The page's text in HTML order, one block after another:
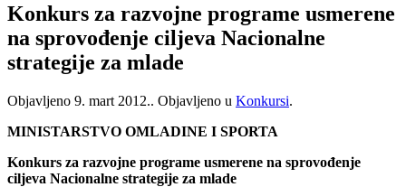
Konkurs za razvojne programe usmerene
na sprovođenje ciljeva Nacionalne
strategije za mlade
Objavljeno 9. mart 2012.. Objavljeno u Konkursi.
MINISTARSTVO OMLADINE I SPORTA
Konkurs za razvojne programe usmerene na sprovođenje
ciljeva Nacionalne strategije za mlade